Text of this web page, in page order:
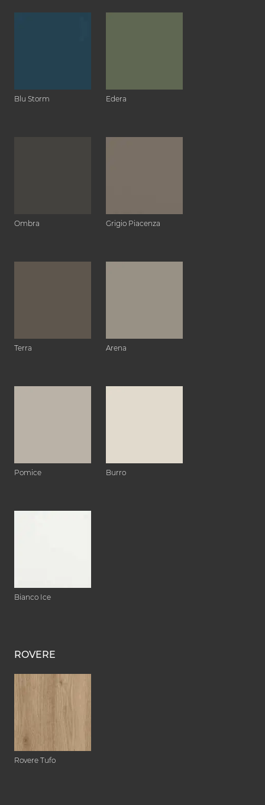
Blu Storm Edera
Ombra Grigio Piacenza
Terra Arena
Pomice Burro
Bianco Ice
ROVERE
Rovere Tufo